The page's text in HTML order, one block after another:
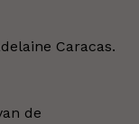
Caracas.
de